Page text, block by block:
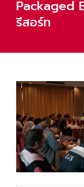
Packaged
รีสอร์ท